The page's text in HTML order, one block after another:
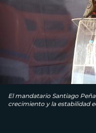
El mandatario Santiago
crecimiento y la estabilidad